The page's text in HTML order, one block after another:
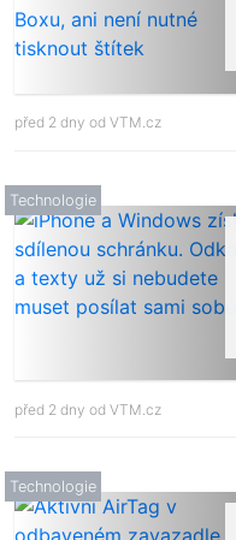
před 2 dny od VTM.cz
Technologie
před 2 dny od VTM.cz
Technologie